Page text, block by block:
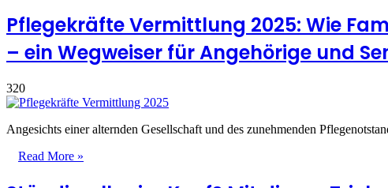
Pflegekräfte Vermittlung 2025: Wie
– ein Wegweiser für Angehörige und
320
Angesichts einer alternden Gesellschaft und des zunehmenden
Read More »